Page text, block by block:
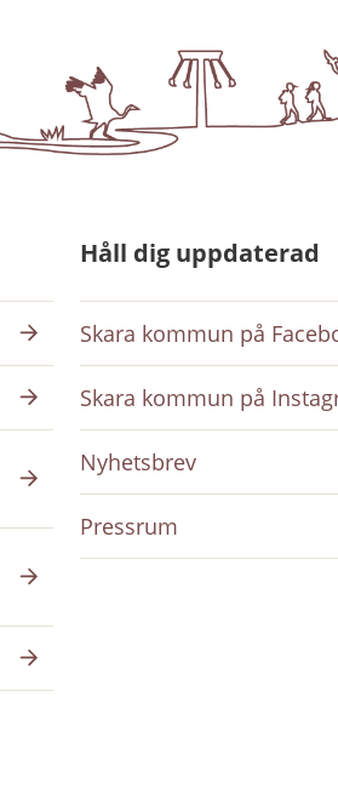
Håll dig uppdaterad
Skara kommun på
Skara kommun på
Nyhetsbrev
Pressrum